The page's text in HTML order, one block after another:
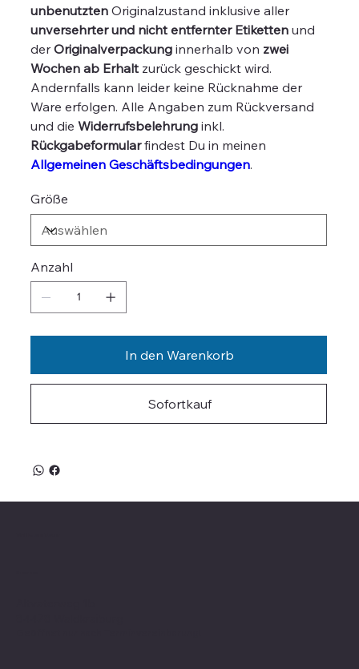
unbenutzten Originalzustand inklusive aller
unversehrter und nicht entfernter Etiketten und
derOriginalverpackung innerhalb von zwei
Wochen ab Erhalt zurück geschickt wird.
Andernfalls kann leider keine Rücknahme der
Ware erfolgen. Alle Angaben zum Rückversand
und dieWiderrufsbelehrung inkl.
Rückgabeformularfindest Du in meinen
Allgemeinen Geschäftsbedingungen.
Größe
Anzahl
In den Warenkorb
Sofortkauf